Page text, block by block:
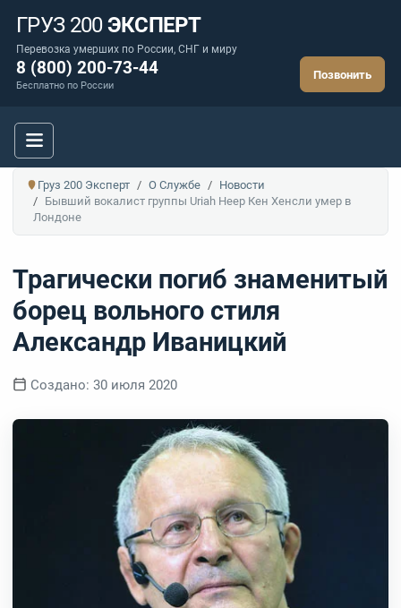
ГРУЗ 200ЭКСПЕРТ
Перевозка умерших по России, СНГ и миру
8 (800) 200-73-44
Бесплатно по России
Позвонить
Груз 200 Эксперт О Службе
Новости
Бывший вокалист группы Uriah Heep Кен Хенсли умер в
Лондоне
Трагически погиб знаменитый
борец вольного стиля
Александр Иваницкий
Информация о материале
Создано: 30 июля 2020